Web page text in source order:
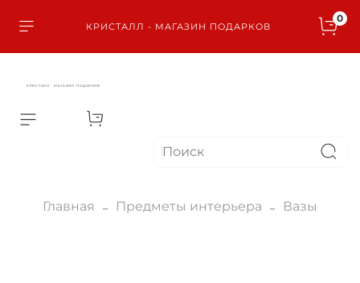
КРИСТАЛЛ - МАГАЗИН ПОДАРКОВ
0
КРИСТАЛЛ - МАГАЗИН ПОДАРКОВ
Главная Предметы интерьера Вазы